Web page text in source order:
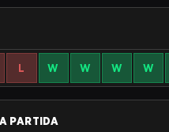
L W W W W
PARTIDA